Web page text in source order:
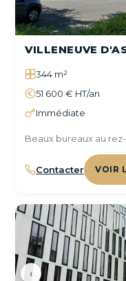
VILLENEUVE
344 m²
51 600 € HT/an
Immédiate
Beaux bureaux au
Contacter VOIR
‹